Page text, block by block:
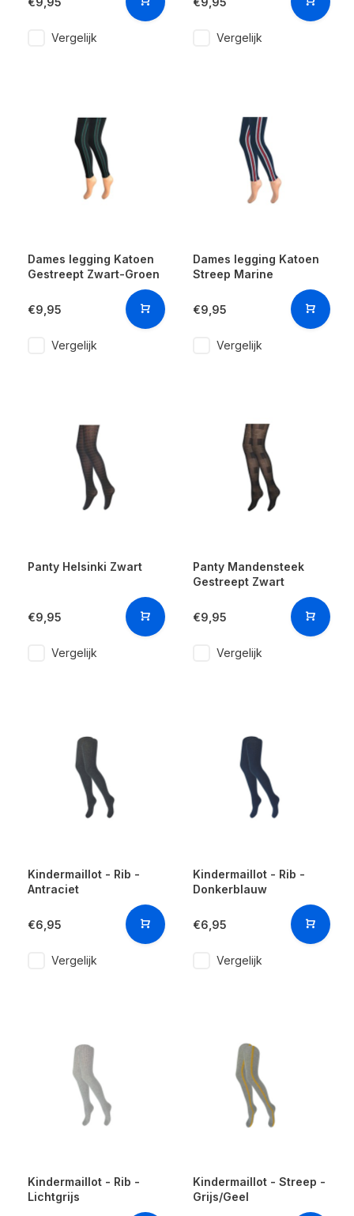
Vergelijk Vergelijk
Dames legging Katoen
Gestreept Zwart-Groen
€9,95
Vergelijk
Dames legging Katoen
Streep Marine
€9,95
Vergelijk
Panty Helsinki Zwart
€9,95
Vergelijk
Panty Mandensteek
Gestreept Zwart
€9,95
Vergelijk
Kindermaillot - Rib -
Antraciet
€6,95
Vergelijk
Kindermaillot - Rib -
Donkerblauw
€6,95
Vergelijk
Kindermaillot - Rib -
Lichtgrijs
Kindermaillot - Streep -
Grijs/Geel